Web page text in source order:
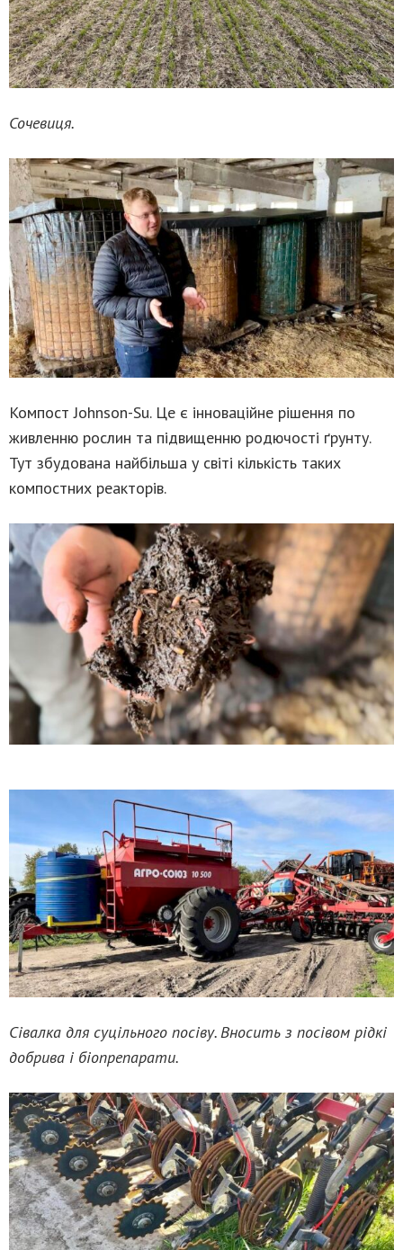
Сочевиця.
Компост Johnson-Su. Це є інноваційне рішення по
живленню рослин та підвищенню родючості ґрунту.
Тут збудована найбільша у світі кількість таких
компостних реакторів.
Сівалка для суцільного посіву. Вносить з посівом рідкі
добрива і біопрепарати.